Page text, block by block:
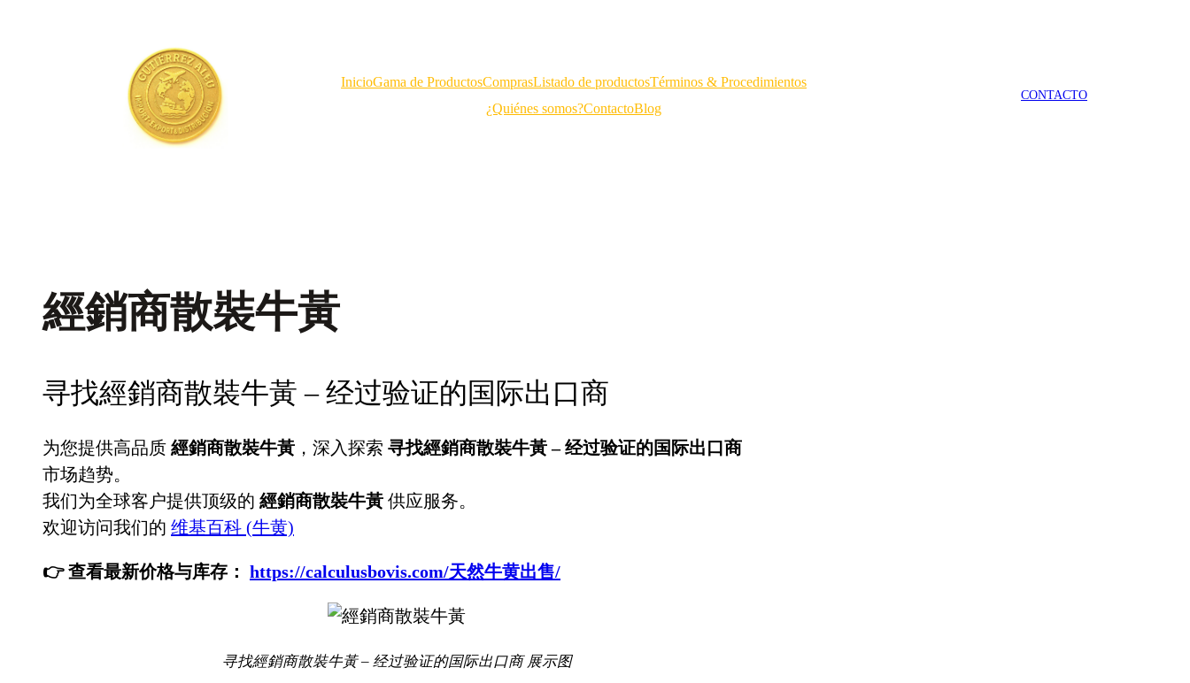
InicioGama de ProductosComprasListado de productosTérminos & Procedimientos
¿Quiénes somos?ContactoBlog
CONTACTO
經銷商散裝牛黃
寻找經銷商散裝牛黃 – 经过验证的国际出口商
为您提供高品质 經銷商散裝牛黃 ，深入探索 寻找經銷商散裝牛黃 – 经过验证的国际出口商
市场趋势。
我们为全球客户提供顶级的 經銷商散裝牛黃 供应服务。
欢迎访问我们的 维基百科 (牛黄)
👉 查看最新价格与库存： https://calculusbovis.com/天然牛黄出售/
寻找經銷商散裝牛黃 – 经过验证的国际出口商 展示图